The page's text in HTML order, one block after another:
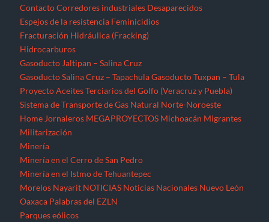
Contacto Corredores industriales Desaparecidos
Espejos de la resistencia Feminicidios
Fracturación Hidráulica (Fracking)
Hidrocarburos
Gasoducto Jaltipan – Salina Cruz
Gasoducto Salina Cruz – Tapachula Gasoducto Tuxpan – Tula
Proyecto Aceites Terciarios del Golfo (Veracruz y Puebla)
Sistema de Transporte de Gas Natural Norte-Noroeste
Home Jornaleros MEGAPROYECTOS Michoacán Migrantes
Militarización
Minería
Minería en el Cerro de San Pedro
Minería en el Istmo de Tehuantepec
Morelos Nayarit NOTICIAS Noticias Nacionales Nuevo León
Oaxaca Palabras del EZLN
Parques eólicos